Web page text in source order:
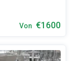
Von €1600